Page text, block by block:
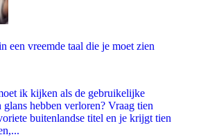
een vreemde taal die je moet zien
ik kijken als de gebruikelijke
hebben verloren? Vraag tien
buitenlandse titel en je krijgt tien